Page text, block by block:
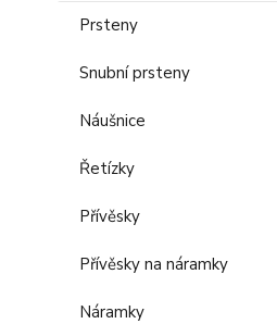
Prsteny
Snubní prsteny
Náušnice
Řetízky
Přívěsky
Přívěsky na náramky
Náramky